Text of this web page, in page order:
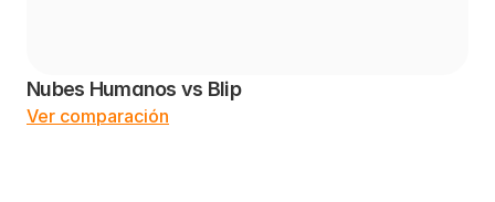
Nubes Humanos vs Blip
Ver comparación